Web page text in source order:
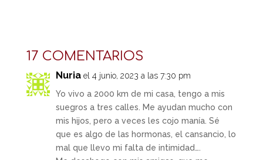
17 COMENTARIOS
Nuria el 4 junio, 2023 a las 7:30 pm
Yo vivo a 2000 km de mi casa, tengo a mis
suegros a tres calles. Me ayudan mucho con
mis hijos, pero a veces les cojo manía. Sé
que es algo de las hormonas, el cansancio, lo
mal que llevo mi falta de intimidad….